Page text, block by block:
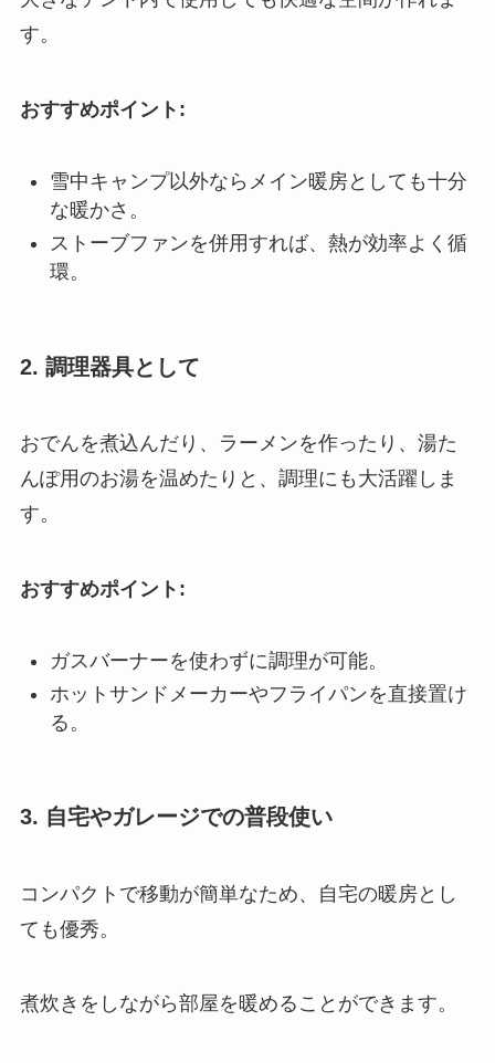
す。
おすすめポイント:
雪中キャンプ以外ならメイン暖房としても十分
な暖かさ。
ストーブファンを併用すれば、熱が効率よく循
環。
2. 調理器具として
おでんを煮込んだり、ラーメンを作ったり、湯た
んぽ用のお湯を温めたりと、調理にも大活躍しま
す。
おすすめポイント:
ガスバーナーを使わずに調理が可能。
ホットサンドメーカーやフライパンを直接置け
る。
3. 自宅やガレージでの普段使い
コンパクトで移動が簡単なため、自宅の暖房とし
ても優秀。
煮炊きをしながら部屋を暖めることができます。